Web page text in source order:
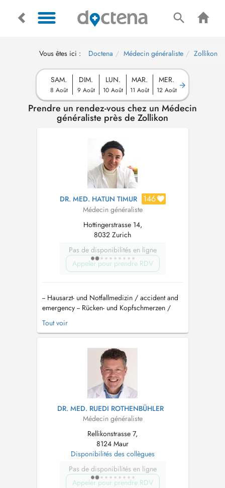
Vous êtes ici : Doctena Médecin généraliste Zollikon
SAM.
8 Août
DIM.
9 Août
LUN.
10 Août
MAR.
11 Août
MER.
12 Août
Prendre un rendez-vous chez un Médecin
généraliste près de Zollikon
DR. MED. HATUN TIMUR 146
Médecin généraliste
Hottingerstrasse 14,
8032 Zurich
Pas de disponibilités en ligne
Appeler pour prendre RDV
-- Hausarzt- und Notfallmedizin / accident and
emergency -- Rücken- und Kopfschmerzen /
Headache -- Bandscheibenvorfälle Hals und
Rücken / Spine -- Hausbesuche und
Jahreskontrolle -- Ultraschalluntersuchungen --
Hautkrankheiten, Ästhetische Dermato...
Tout voir
DR. MED. RUEDI ROTHENBÜHLER
Médecin généraliste
Rellikonstrasse 7,
8124 Maur
Disponibilités des collègues
Pas de disponibilités en ligne
Appeler pour prendre RDV